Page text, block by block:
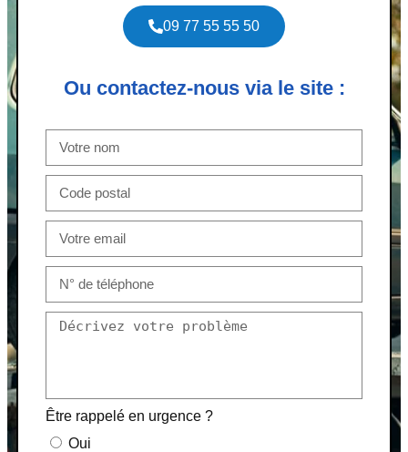
09 77 55 55 50
Ou contactez-nous via le site :
Être rappelé en urgence ?
Oui